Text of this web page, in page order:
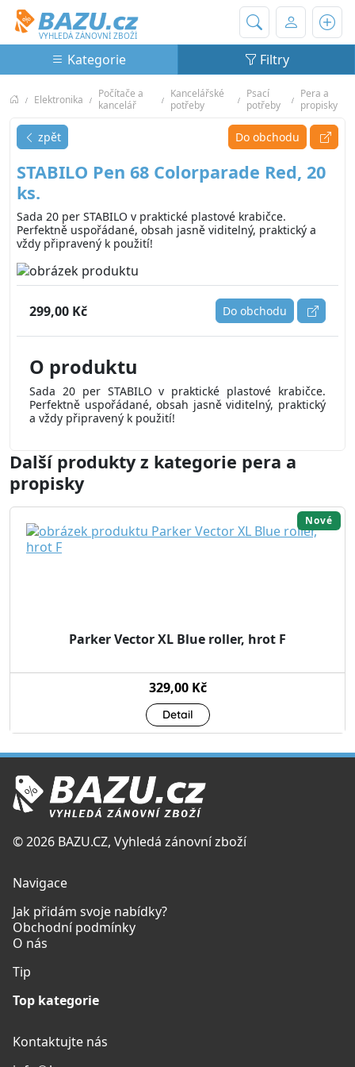
Bazu.cz
VYHLEDÁ ZÁNOVNÍ ZBOŽÍ
Kategorie Filtry
Elektronika
Počítače a
kancelář
Kancelářské
potřeby
Psací
potřeby
Pera a
propisky
zpět Do obchodu
STABILO Pen 68 Colorparade Red, 20
ks.
Sada 20 per STABILO v praktické plastové krabičce.
Perfektně uspořádané, obsah jasně viditelný, praktický a
vždy připravený k použití!
299,00 Kč Do obchodu
O produktu
Sada 20 per STABILO v praktické plastové krabičce.
Perfektně uspořádané, obsah jasně viditelný, praktický
a vždy připravený k použití!
Další produkty z kategorie pera a
propisky
Parker Vector XL Blue roller, hrot F
329,00 Kč
Detail
Nové
© 2026 BAZU.CZ, Vyhledá zánovní zboží
Navigace
Jak přidám svoje nabídky?
Obchodní podmínky
O nás
Tip
Top kategorie
Kontaktujte nás